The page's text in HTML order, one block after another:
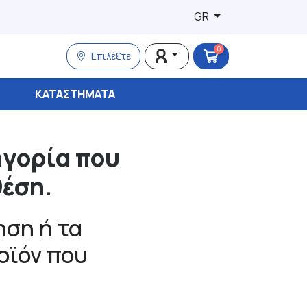
GR
Επιλέξτε
0
ΚΑΤΑΣΤΉΜΑΤΑ
που
ή τα
που